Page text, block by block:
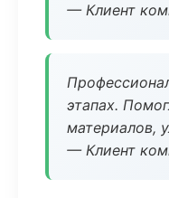
— Клиент
этапах.
материалов,
— Клиент